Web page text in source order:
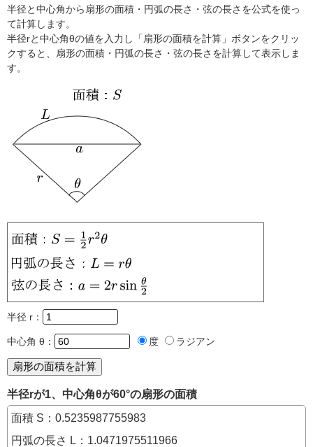
半径と中心角から扇形の面積・円弧の長さ・弦の長さを公式を使っ
て計算します。
半径rと中心角θの値を入力し「扇形の面積を計算」ボタンをクリッ
クすると、扇形の面積・円弧の長さ・弦の長さを計算して表示しま
す。
半径 r：
中心角 θ： 度 ラジアン
半径rが1、中心角θが60°の扇形の面積
面積 S：0.5235987755983
円弧の長さ L：1.0471975511966